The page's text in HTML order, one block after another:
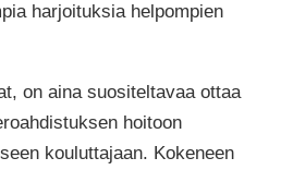
harjoituksia helpompien
on aina suositeltavaa ottaa
hoitoon
kouluttajaan. Kokeneen